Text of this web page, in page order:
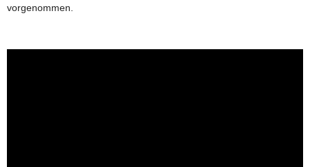
vorgenommen.